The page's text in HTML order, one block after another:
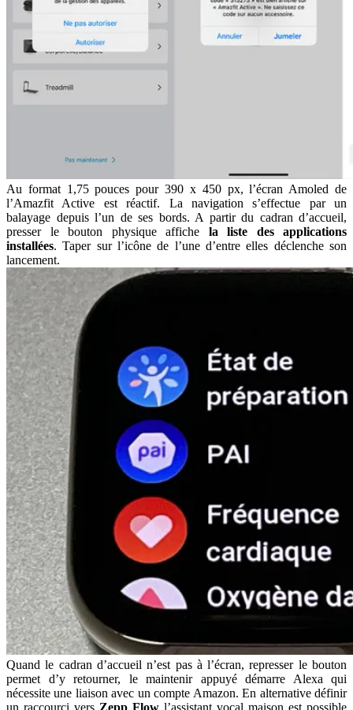
Au format 1,75 pouces pour 390 x 450 px, l’écran Amoled de
l’Amazfit Active est réactif. La navigation s’effectue par un
balayage depuis l’un de ses bords. A partir du cadran d’accueil,
presser le bouton physique affiche la liste des applications
installées. Taper sur l’icône de l’une d’entre elles déclenche son
lancement.
Quand le cadran d’accueil n’est pas à l’écran, represser le bouton
permet d’y retourner, le maintenir appuyé démarre Alexa qui
nécessite une liaison avec un compte Amazon. En alternative définir
un raccourci vers Zepp Flow l’assistant vocal maison est possible